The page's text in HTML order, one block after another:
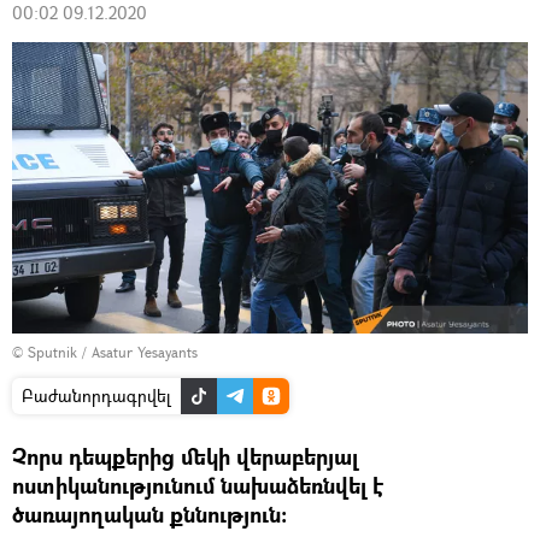
00:02 09.12.2020
© Sputnik / Asatur Yesayants
Բաժանորդագրվել
Չորս դեպքերից մեկի վերաբերյալ
ոստիկանությունում նախաձեռնվել է
ծառայողական քննություն: